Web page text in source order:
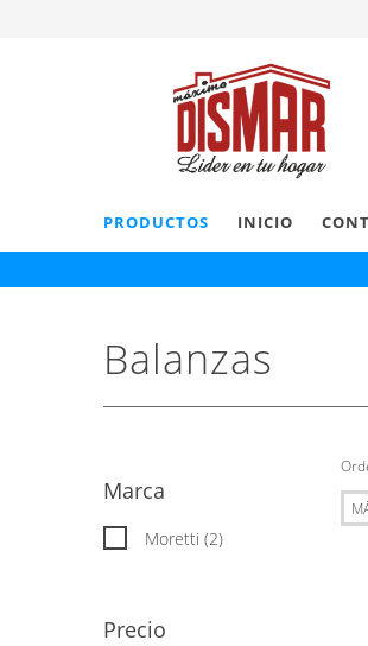
PRODUCTOS INICIO
Balanzas
Marca
Moretti (2)
Precio